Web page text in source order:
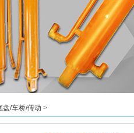
盘/车桥/传动 >